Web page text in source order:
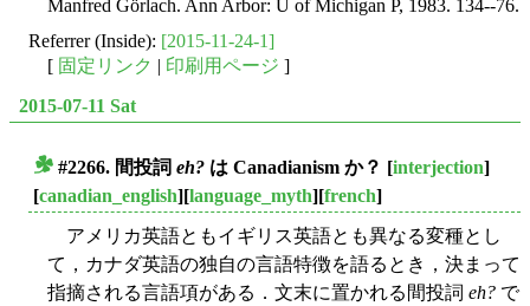
Manfred Görlach. Ann Arbor: U of Michigan P, 1983. 134--76.
Referrer (Inside): [2015-11-24-1]
[ 固定リンク | 印刷用ページ ]
2015-07-11 Sat
#2266. 間投詞 eh? は Canadianism か？ [interjection]
[canadian_english][language_myth][french]
アメリカ英語ともイギリス英語とも異なる変種とし
て，カナダ英語の独自の言語特徴を語るとき，決まって
指摘される言語項がある．文末に置かれる間投詞 eh? で